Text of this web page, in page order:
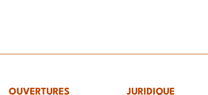
OUVERTURES JURIDIQUE